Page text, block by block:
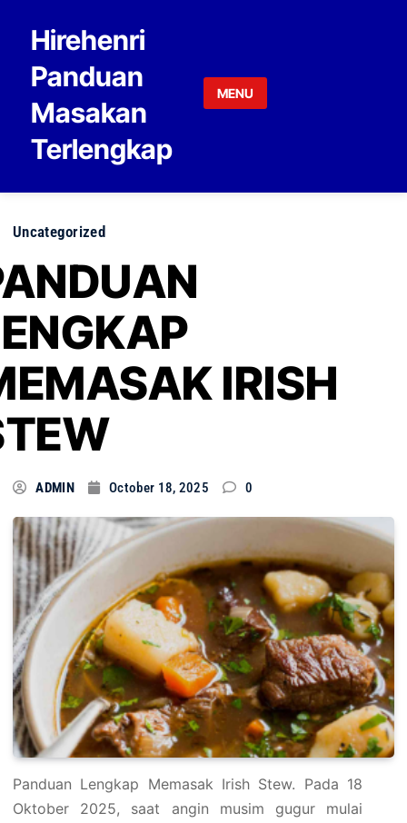
Hirehenri
Panduan
Masakan
Terlengkap
MENU
Uncategorized
IRISH
ADMIN October 18, 2025 0
Panduan Lengkap Memasak Irish Stew. Pada 18
Oktober 2025, saat angin musim gugur mulai